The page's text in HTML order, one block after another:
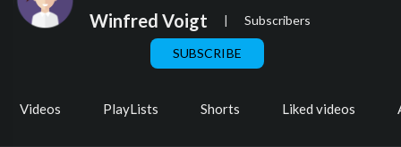
Winfred Voigt | Subscribers
SUBSCRIBE
Videos PlayLists Shorts Liked videos